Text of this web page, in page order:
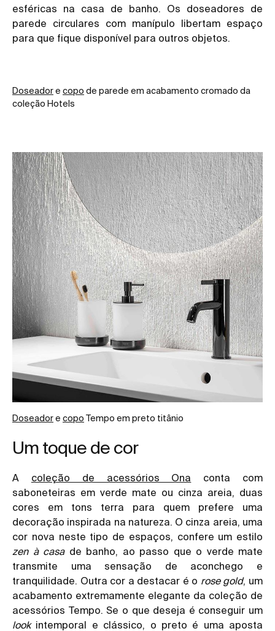
esféricas na casa de banho. Os doseadores de
parede circulares com manípulo libertam espaço
para que fique disponível para outros objetos.
Doseadore copo de parede em acabamento cromado da
coleção Hotels
Um toque de cor
A coleção de acessórios Ona conta com
saboneteiras em verde mate ou cinza areia, duas
cores em tons terra para quem prefere uma
decoração inspirada na natureza. O cinza areia, uma
cor nova neste tipo de espaços, confere um estilo
zen à casa de banho, ao passo que o verde mate
transmite uma sensação de aconchego e
tranquilidade. Outra cor a destacar é o rose gold, um
acabamento extremamente elegante da coleção de
acessórios Tempo. Se o que deseja é conseguir um
look intemporal e clássico, o preto é uma aposta
Doseadore copo Tempo em preto titânio